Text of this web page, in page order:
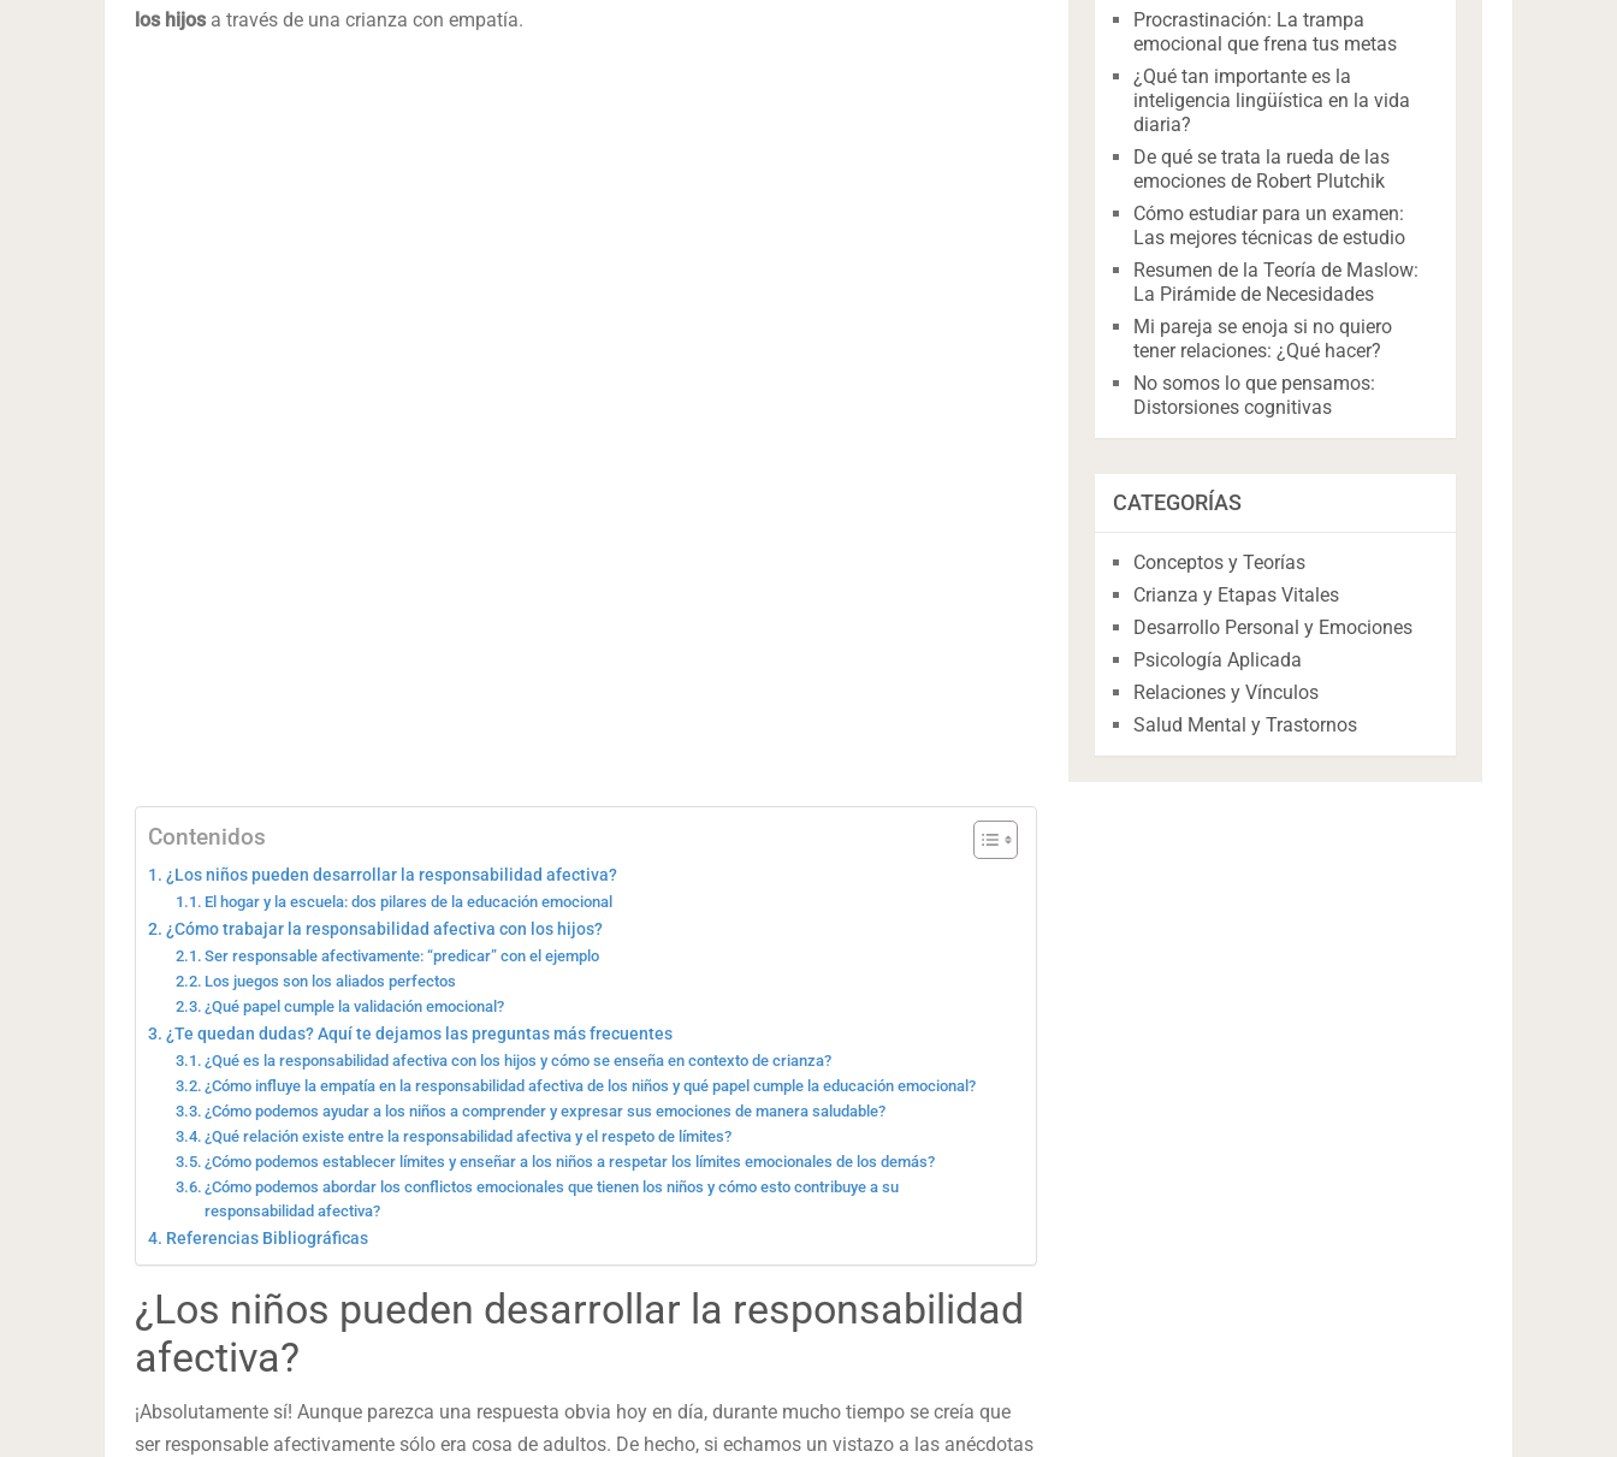
los hijos a través de una crianza con empatía.
Contenidos
¿Los niños pueden desarrollar la responsabilidad afectiva?
El hogar y la escuela: dos pilares de la educación emocional
¿Cómo trabajar la responsabilidad afectiva con los hijos?
Ser responsable afectivamente: “predicar” con el ejemplo
Los juegos son los aliados perfectos
¿Qué papel cumple la validación emocional?
¿Te quedan dudas? Aquí te dejamos las preguntas más frecuentes
¿Qué es la responsabilidad afectiva con los hijos y cómo se enseña en contexto de crianza?
¿Cómo influye la empatía en la responsabilidad afectiva de los niños y qué papel cumple la educación emocional?
¿Cómo podemos ayudar a los niños a comprender y expresar sus emociones de manera saludable?
¿Qué relación existe entre la responsabilidad afectiva y el respeto de límites?
¿Cómo podemos establecer límites y enseñar a los niños a respetar los límites emocionales de los demás?
¿Cómo podemos abordar los conflictos emocionales que tienen los niños y cómo esto contribuye a su
responsabilidad afectiva?
Referencias Bibliográficas
¿Los niños pueden desarrollar la responsabilidad
afectiva?
¡Absolutamente sí! Aunque parezca una respuesta obvia hoy en día, durante mucho tiempo se creía que
ser responsable afectivamente sólo era cosa de adultos. De hecho, si echamos un vistazo a las anécdotas
Procrastinación: La trampa
emocional que frena tus metas
¿Qué tan importante es la
inteligencia lingüística en la vida
diaria?
De qué se trata la rueda de las
emociones de Robert Plutchik
Cómo estudiar para un examen:
Las mejores técnicas de estudio
Resumen de la Teoría de Maslow:
La Pirámide de Necesidades
Mi pareja se enoja si no quiero
tener relaciones: ¿Qué hacer?
No somos lo que pensamos:
Distorsiones cognitivas
CATEGORÍAS
Conceptos y Teorías
Crianza y Etapas Vitales
Desarrollo Personal y Emociones
Psicología Aplicada
Relaciones y Vínculos
Salud Mental y Trastornos